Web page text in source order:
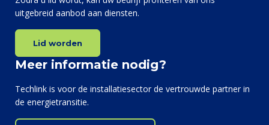
uitgebreid aanbod aan diensten.
Lid worden
Meer informatie nodig?
Techlink is voor de installatiesector de vertrouwde partner in
de energietransitie.